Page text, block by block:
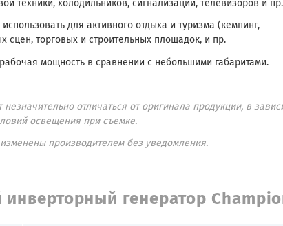
техники, холодильников, сигнализации, телевизоров и пр.
для активного отдыха и туризма (кемпинг,
сцен, торговых и строительных площадок, и пр.
мощность в сравнении с небольшими габаритами.
отличаться от оригинала продукции, в
освещения при съемке.
производителем без уведомления.
инверторный генератор